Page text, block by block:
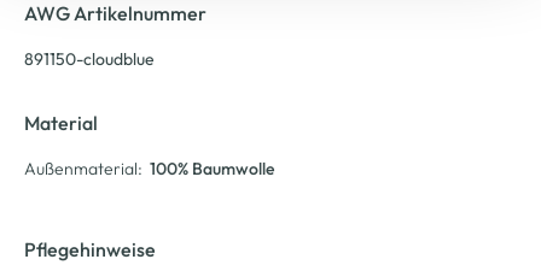
AWG Artikelnummer
891150-cloudblue
Material
Außenmaterial: 100% Baumwolle
Pflegehinweise